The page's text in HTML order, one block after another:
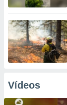
Vídeos